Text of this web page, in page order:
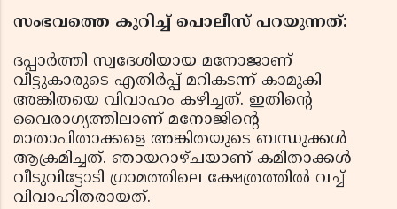
സംഭവത്തെ കുറിച്ച് പൊലീസ് പറയുന്നത്:
ദപ്പാര്‍ത്തി സ്വദേശിയായ മനോജാണ്
വീട്ടുകാരുടെ എതിര്‍പ്പ് മറികടന്ന് കാമുകി
അങ്കിതയെ വിവാഹം കഴിച്ചത്. ഇതിന്റെ
വൈരാഗ്യത്തിലാണ് മനോജിന്റെ
മാതാപിതാക്കളെ അങ്കിതയുടെ ബന്ധുക്കള്‍
ആക്രമിച്ചത്. ഞായറാഴ്ചയാണ് കമിതാക്കള്‍
വീടുവിട്ടോടി ഗ്രാമത്തിലെ ക്ഷേത്രത്തില്‍ വച്ച്
വിവാഹിതരായത്.